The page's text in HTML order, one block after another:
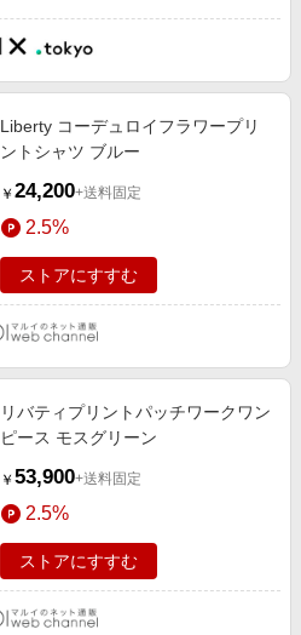
Liberty コーデュロイフラワープリ
ントシャツ ブルー
￥ 24,200+送料固定
2.5%
ストアにすすむ
リバティプリントパッチワークワン
ピース モスグリーン
￥ 53,900+送料固定
2.5%
ストアにすすむ